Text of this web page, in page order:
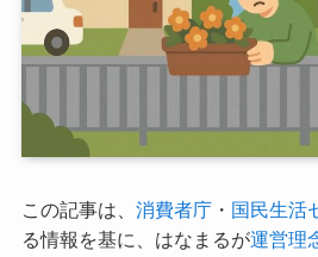
この記事は、 消費者庁・ 国民生活
る情報を基に、はなまるが運営理